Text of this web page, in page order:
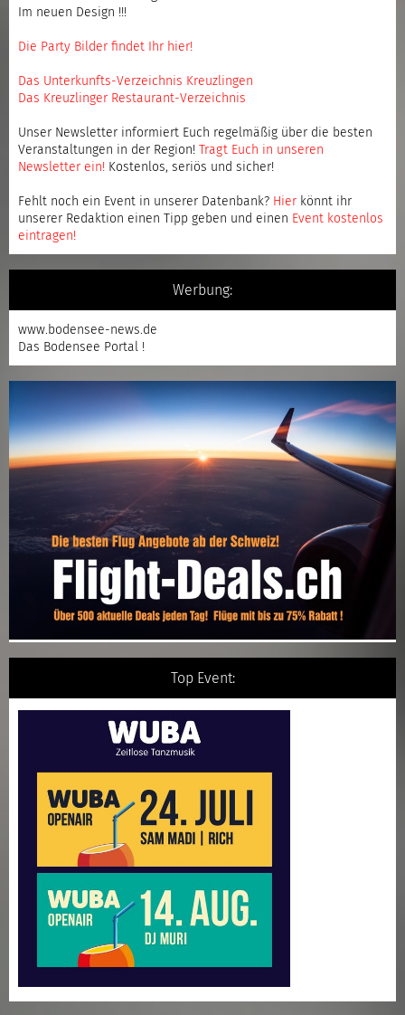
Im neuen Design !!!
Die Party Bilder findet Ihr hier!
Das Unterkunfts-Verzeichnis Kreuzlingen
Das Kreuzlinger Restaurant-Verzeichnis
Unser Newsletter informiert Euch regelmäßig über die besten
Veranstaltungen in der Region!
Tragt Euch in unseren
Newsletter ein! Kostenlos, seriös und sicher!
Fehlt noch ein Event in unserer Datenbank? Hier könnt ihr
unserer Redaktion einen Tipp geben und einen Event kostenlos
eintragen!
Werbung:
www.bodensee-news.de
Das Bodensee Portal !
Top Event: